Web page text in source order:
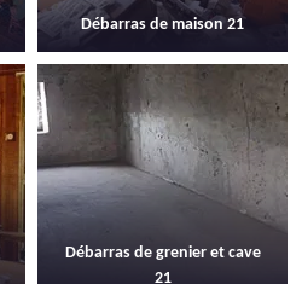
Débarras de maison 21
Débarras de grenier et cave
21